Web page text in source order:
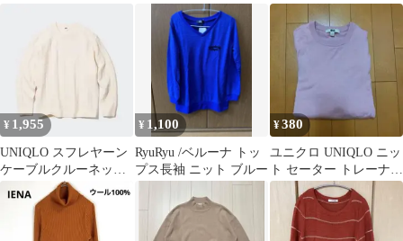
ランド ウール混 ブラウ
¥ 1,955
UNIQLO スフレヤーン
ケーブルクルーネック
セーター ホワイト 服
ユニクロ
¥ 1,100
RyuRyu /ベルーナ トッ
プス長袖 ニット ブルー
¥380
ユニクロ UNIQLO ニッ
ト セーター トレーナー
トップス ニットセータ